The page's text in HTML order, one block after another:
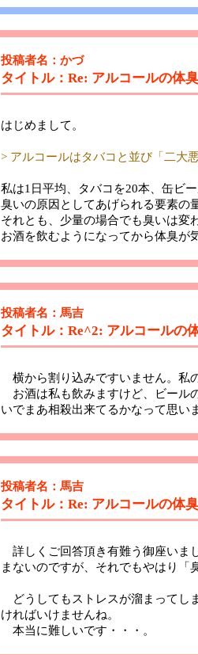
投稿者名：かづ
タイトル：Re: アルコールの体臭
はじめまして。
> アルコールはタバコと並び「二大
私は1日平均、タバコを20本、缶ビ
臭いの原因としてあげられる要素の
それとも、少量の場合でも臭いは変
お酒を飲むようになってから体臭が
投稿者名：馬吉
タイトル：Re^2: アルコールの
横から割り込みですいません。私
お酒は私も飲みますけど、ビール
いでまあ相殺出来てるかなって思い
投稿者名：馬吉
タイトル：Re: アルコールの体臭
詳しくご回答頂き有難う御座いま
まないのですが、それでもやはり「
どうしてもストレスが溜まってし
ければいけませんね。
本当に難しいです・・・。